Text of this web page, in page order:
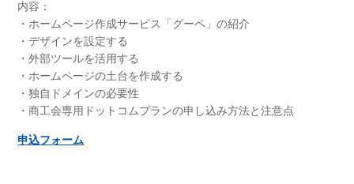
内容：
・ホームページ作成サービス「グーペ」の紹介
・デザインを設定する
・外部ツールを活用する
・ホームページの土台を作成する
・独自ドメインの必要性
・商工会専用ドットコムプランの申し込み方法と注意点
申込フォーム